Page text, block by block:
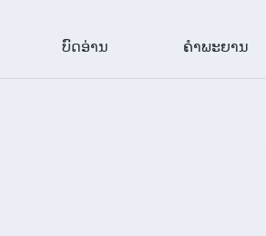
ບົດອ່ານ ຄຳພະຍານ